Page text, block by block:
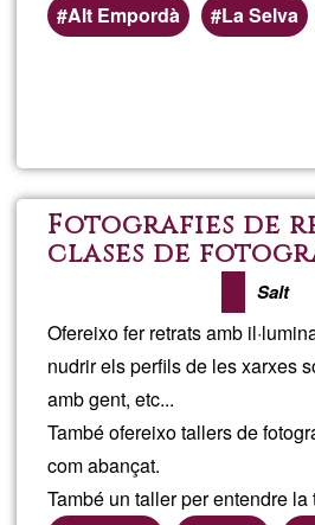
Alt Empordà
La Selva
Fotografies de
clases de
material
Salt
Ofereixo fer retrats amb
nudrir els perfils de les xarxes
amb gent, etc...
També ofereixo tallers de
com abançat.
També un taller per entendre la